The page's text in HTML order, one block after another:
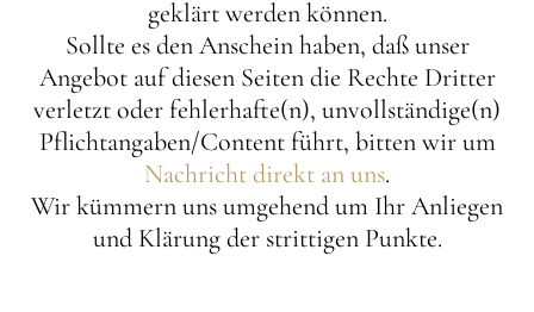
geklärt werden können.
Sollte es den Anschein haben, daß unser
Angebot auf diesen Seiten die Rechte Dritter
verletzt oder fehlerhafte(n), unvollständige(n)
Pflichtangaben/Content führt, bitten wir um
Nachricht direkt an uns.
Wir kümmern uns umgehend um Ihr Anliegen
und Klärung der strittigen Punkte.